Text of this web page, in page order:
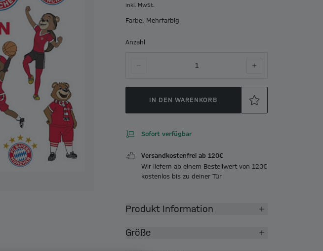
inkl. MwSt.
Farbe: Mehrfarbig
Anzahl
1
IN DEN WARENKORB
Sofort verfügbar
Versandkostenfrei ab 120€
Wir liefern ab einem Bestellwert von 120€
kostenlos bis zu deiner Tür
Produkt Information
Größe